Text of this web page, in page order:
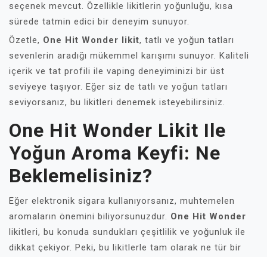
seçenek mevcut. Özellikle likitlerin yoğunluğu, kısa
sürede tatmin edici bir deneyim sunuyor.
Özetle, One Hit Wonder likit, tatlı ve yoğun tatları
sevenlerin aradığı mükemmel karışımı sunuyor. Kaliteli
içerik ve tat profili ile vaping deneyiminizi bir üst
seviyeye taşıyor. Eğer siz de tatlı ve yoğun tatları
seviyorsanız, bu likitleri denemek isteyebilirsiniz.
One Hit Wonder Likit Ile
Yoğun Aroma Keyfi: Ne
Beklemelisiniz?
Eğer elektronik sigara kullanıyorsanız, muhtemelen
aromaların önemini biliyorsunuzdur. One Hit Wonder
likitleri, bu konuda sundukları çeşitlilik ve yoğunluk ile
dikkat çekiyor. Peki, bu likitlerle tam olarak ne tür bir